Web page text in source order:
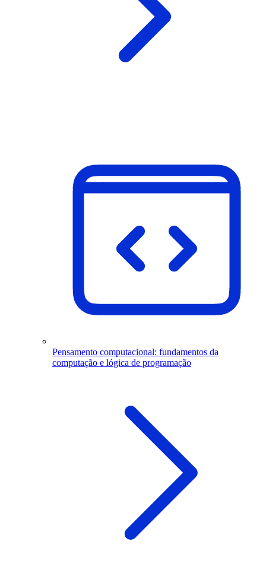
Pensamento computacional: fundamentos da
computação e lógica de programação